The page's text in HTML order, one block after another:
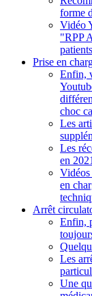
forme
Vidéo
"RPP
Prise en
Enfin,
choc
Les
Les
en
en
Arrêt
Enfin,
Les
Une